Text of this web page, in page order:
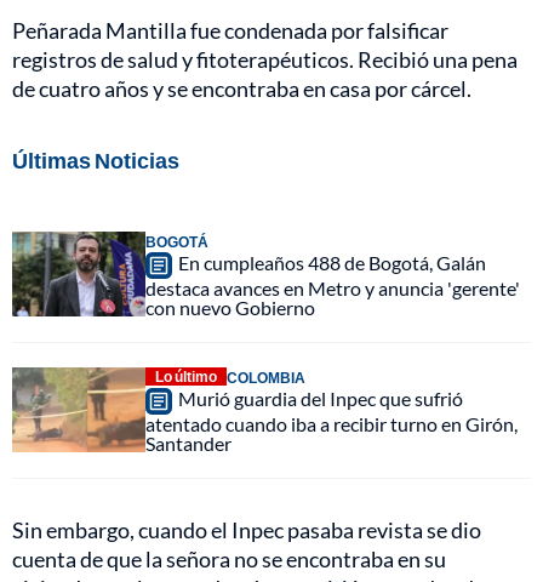
Peñarada Mantilla fue condenada por falsificar
registros de salud y fitoterapéuticos. Recibió una pena
de cuatro años y se encontraba en casa por cárcel.
Últimas Noticias
BOGOTÁ
En cumpleaños 488 de Bogotá, Galán
destaca avances en Metro y anuncia 'gerente'
con nuevo Gobierno
Lo último COLOMBIA
Murió guardia del Inpec que sufrió
atentado cuando iba a recibir turno en Girón,
Santander
Sin embargo, cuando el Inpec pasaba revista se dio
cuenta de que la señora no se encontraba en su